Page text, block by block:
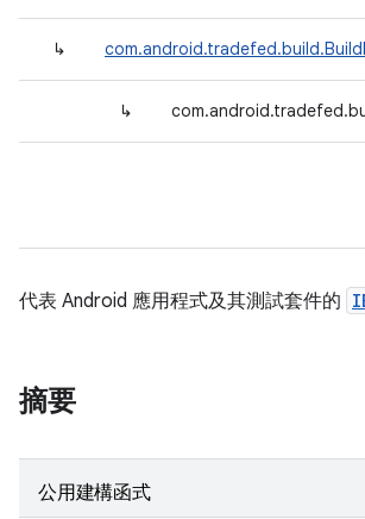
↳
↳
代表 Android 應用程式及其測試套件的
摘要
公用建構函式